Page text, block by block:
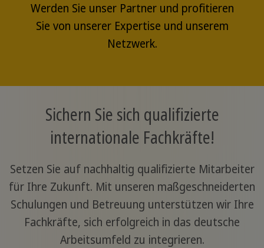
Werden Sie unser Partner und profitieren
Sie von unserer Expertise und unserem
Netzwerk.
Sichern Sie sich qualifizierte
internationale Fachkräfte!
Setzen Sie auf nachhaltig qualifizierte Mitarbeiter
für Ihre Zukunft. Mit unseren maßgeschneiderten
Schulungen und Betreuung unterstützen wir Ihre
Fachkräfte, sich erfolgreich in das deutsche
Arbeitsumfeld zu integrieren.